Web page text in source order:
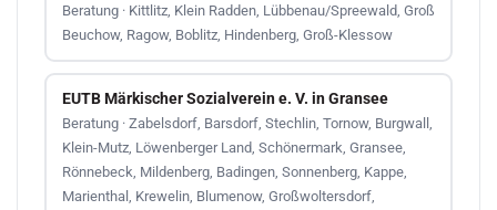
Beratung · Kittlitz, Klein Radden, Lübbenau/Spreewald, Groß
Beuchow, Ragow, Boblitz, Hindenberg, Groß-Klessow
EUTB Märkischer Sozialverein e. V. in Gransee
Beratung · Zabelsdorf, Barsdorf, Stechlin, Tornow, Burgwall,
Klein-Mutz, Löwenberger Land, Schönermark, Gransee,
Rönnebeck, Mildenberg, Badingen, Sonnenberg, Kappe,
Marienthal, Krewelin, Blumenow, Großwoltersdorf,